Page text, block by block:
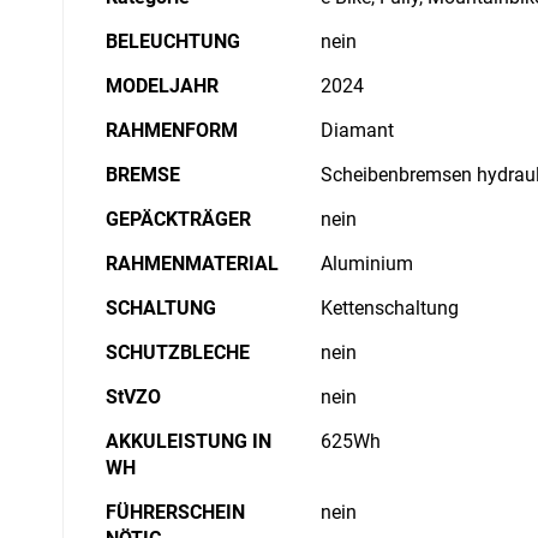
BELEUCHTUNG
nein
MODELJAHR
2024
RAHMENFORM
Diamant
BREMSE
Scheibenbremsen
GEPÄCKTRÄGER
nein
RAHMENMATERIAL
Aluminium
SCHALTUNG
Kettenschaltung
SCHUTZBLECHE
nein
StVZO
nein
AKKULEISTUNG IN
WH
625Wh
FÜHRERSCHEIN
nein